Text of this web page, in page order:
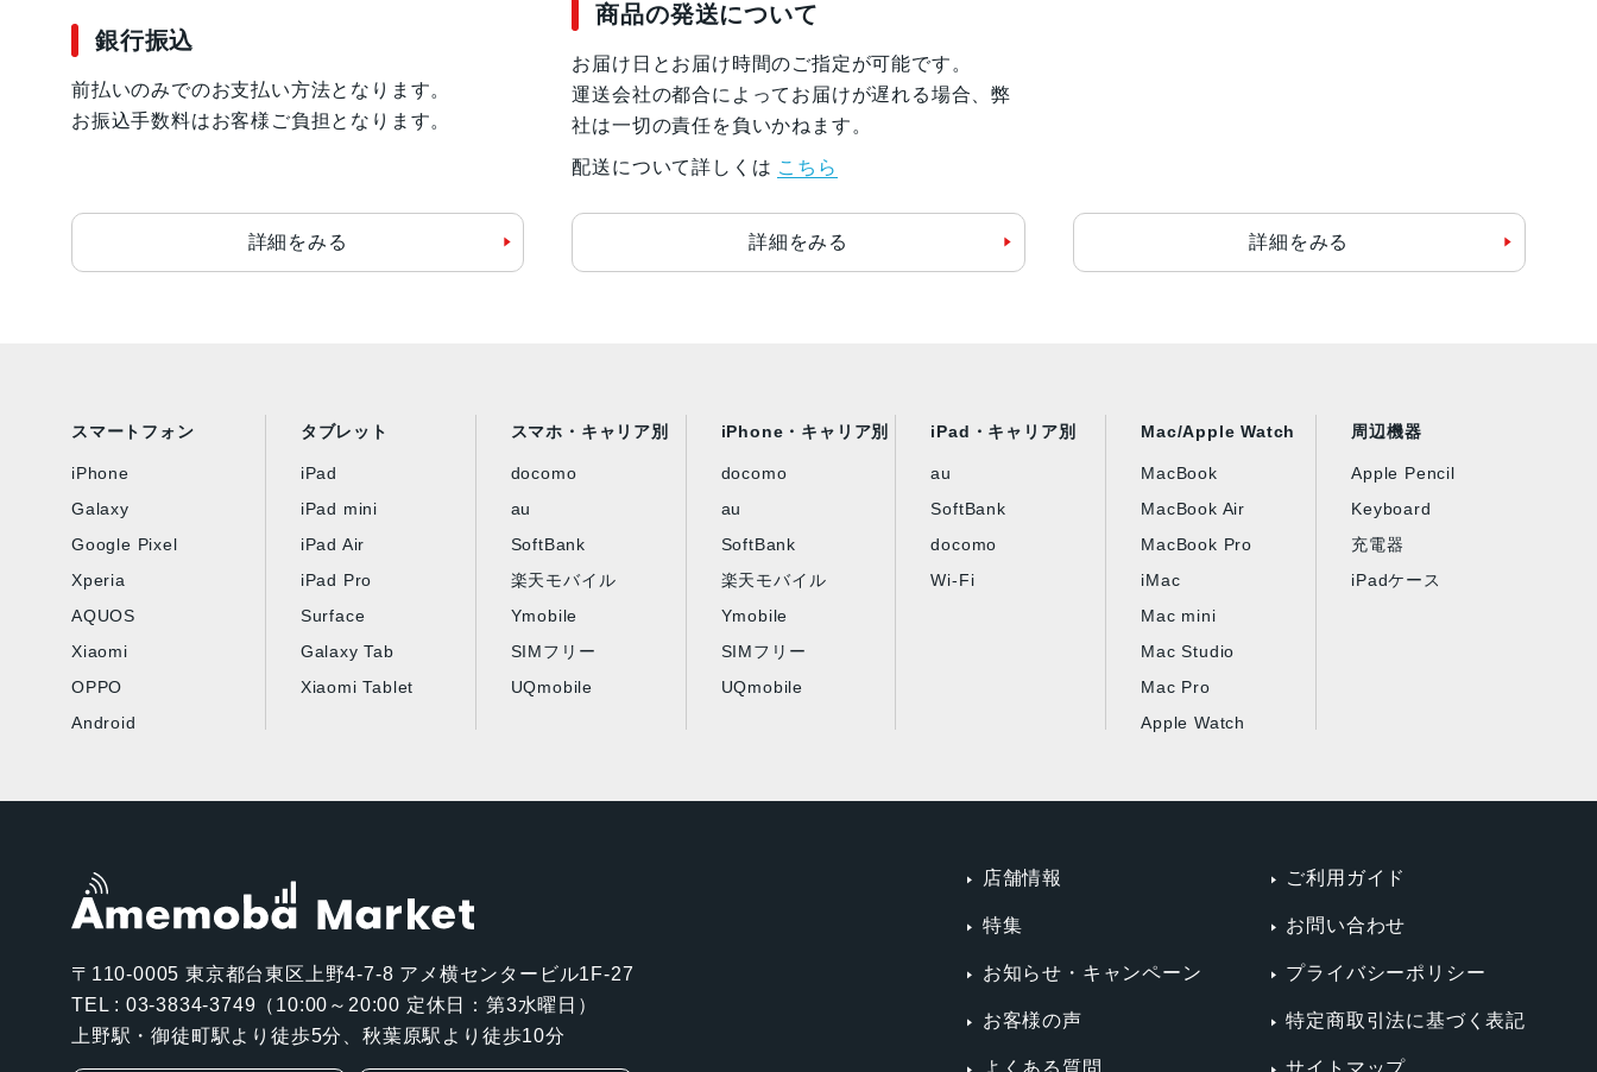
銀行振込
前払いのみでのお支払い方法となります。
お振込手数料はお客様ご負担となります。
詳細をみる
商品の発送について
お届け日とお届け時間のご指定が可能です。
運送会社の都合によってお届けが遅れる場合、弊
社は一切の責任を負いかねます。
配送について詳しくは こちら
詳細をみる 詳細をみる
スマートフォン
iPhone
Galaxy
Google Pixel
Xperia
AQUOS
Xiaomi
OPPO
Android
タブレット
iPad
iPad mini
iPad Air
iPad Pro
Surface
Galaxy Tab
Xiaomi Tablet
スマホ・キャリア別
docomo
au
SoftBank
楽天モバイル
Ymobile
SIMフリー
UQmobile
iPhone・キャリア別
docomo
au
SoftBank
楽天モバイル
Ymobile
SIMフリー
UQmobile
iPad・キャリア別
au
SoftBank
docomo
Wi-Fi
Mac/Apple Watch
MacBook
MacBook Air
MacBook Pro
iMac
Mac mini
Mac Studio
Mac Pro
Apple Watch
周辺機器
Apple Pencil
Keyboard
充電器
iPadケース
〒110-0005 東京都台東区上野4-7-8 アメ横センタービル1F-27
TEL : 03-3834-3749（10:00～20:00 定休日：第3水曜日）
上野駅・御徒町駅より徒歩5分、秋葉原駅より徒歩10分
店舗情報
特集
お知らせ・キャンペーン
お客様の声
よくある質問
ご利用ガイド
お問い合わせ
プライバシーポリシー
特定商取引法に基づく表記
サイトマップ